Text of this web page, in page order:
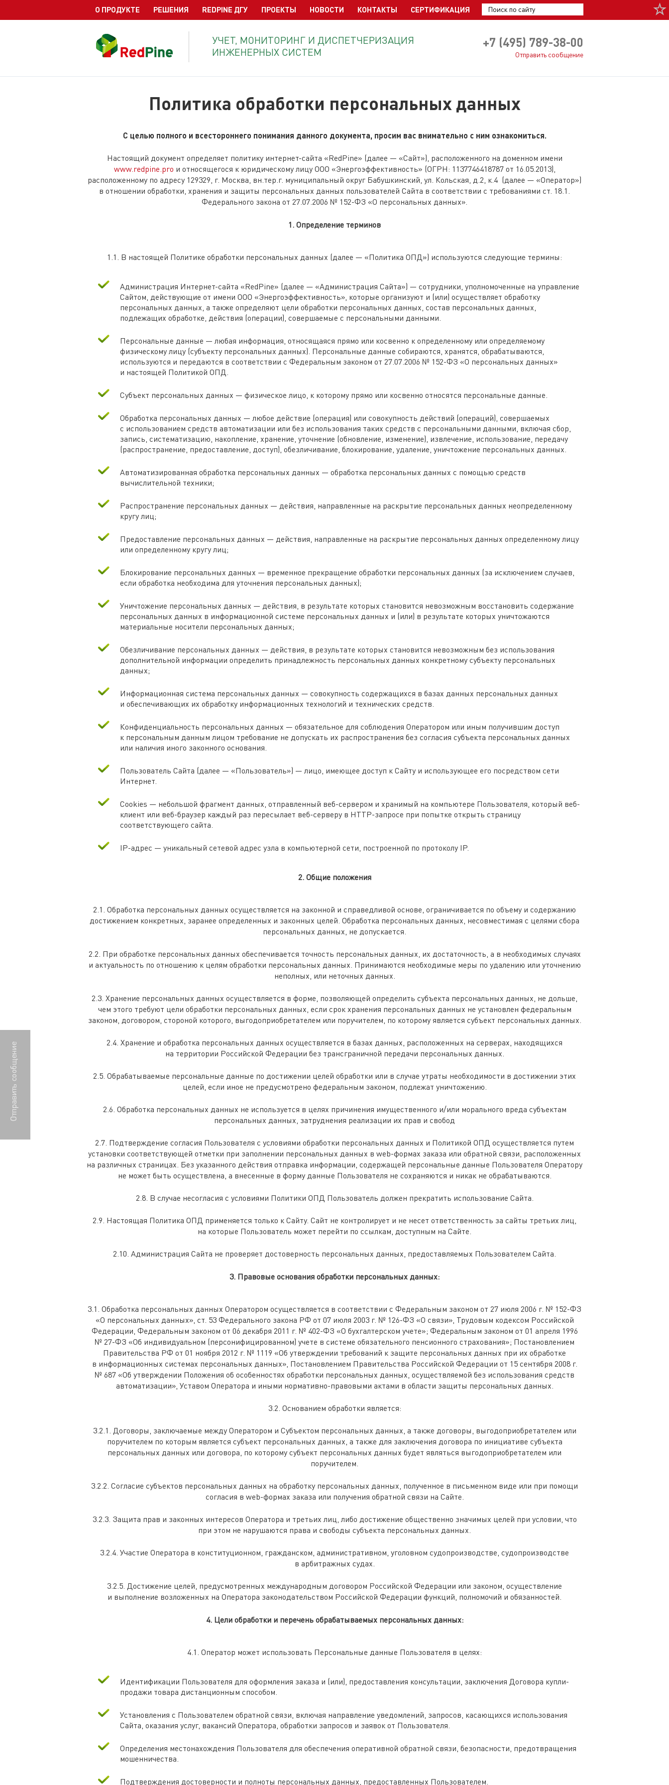
О ПРОДУКТЕ РЕШЕНИЯ REDPINE ДГУ ПРОЕКТЫ НОВОСТИ КОНТАКТЫ СЕРТИФИКАЦИЯ
УЧЕТ, МОНИТОРИНГ И ДИСПЕТЧЕРИЗАЦИЯ
ИНЖЕНЕРНЫХ СИСТЕМ
+7 (495) 789-38-00
Отправить сообщение
Политика обработки персональных данных
С целью полного и всестороннего понимания данного документа, просим вас внимательно с ним ознакомиться.
Настоящий документ определяет политику интернет-сайта «RedPine» (далее — «Сайт»), расположенного на доменном имени
www.redpine.pro и относящегося к юридическому лицу ООО «Энергоэффективность» (ОГРН: 1137746418787 от 16.05.2013),
расположенному по адресу 129329, г. Москва, вн.тер.г. муниципальный округ Бабушкинский, ул. Кольская, д.2, к.4 (далее — «Оператор»)
в отношении обработки, хранения и защиты персональных данных пользователей Сайта в соответствии с требованиями ст. 18.1.
Федерального закона от 27.07.2006 № 152-ФЗ «О персональных данных».
1. Определение терминов
1.1. В настоящей Политике обработки персональных данных (далее — «Политика ОПД») используются следующие термины:
Администрация Интернет-сайта «RedPine» (далее — «Администрация Сайта») — сотрудники, уполномоченные на управление
Сайтом, действующие от имени ООО «Энергоэффективность», которые организуют и (или) осуществляет обработку
персональных данных, а также определяют цели обработки персональных данных, состав персональных данных,
подлежащих обработке, действия (операции), совершаемые с персональными данными.
Персональные данные — любая информация, относящаяся прямо или косвенно к определенному или определяемому
физическому лицу (субъекту персональных данных). Персональные данные собираются, хранятся, обрабатываются,
используются и передаются в соответствии с Федеральным законом от 27.07.2006 № 152-ФЗ «О персональных данных»
и настоящей Политикой ОПД.
Субъект персональных данных — физическое лицо, к которому прямо или косвенно относятся персональные данные.
Обработка персональных данных — любое действие (операция) или совокупность действий (операций), совершаемых
с использованием средств автоматизации или без использования таких средств с персональными данными, включая сбор,
запись, систематизацию, накопление, хранение, уточнение (обновление, изменение), извлечение, использование, передачу
(распространение, предоставление, доступ), обезличивание, блокирование, удаление, уничтожение персональных данных.
Автоматизированная обработка персональных данных — обработка персональных данных с помощью средств
вычислительной техники;
Распространение персональных данных — действия, направленные на раскрытие персональных данных неопределенному
кругу лиц;
Предоставление персональных данных — действия, направленные на раскрытие персональных данных определенному лицу
или определенному кругу лиц;
Блокирование персональных данных — временное прекращение обработки персональных данных (за исключением случаев,
если обработка необходима для уточнения персональных данных);
Уничтожение персональных данных — действия, в результате которых становится невозможным восстановить содержание
персональных данных в информационной системе персональных данных и (или) в результате которых уничтожаются
материальные носители персональных данных;
Обезличивание персональных данных — действия, в результате которых становится невозможным без использования
дополнительной информации определить принадлежность персональных данных конкретному субъекту персональных
данных;
Информационная система персональных данных — совокупность содержащихся в базах данных персональных данных
и обеспечивающих их обработку информационных технологий и технических средств.
Конфиденциальность персональных данных — обязательное для соблюдения Оператором или иным получившим доступ
к персональным данным лицом требование не допускать их распространения без согласия субъекта персональных данных
или наличия иного законного основания.
Пользователь Сайта (далее — «Пользователь») — лицо, имеющее доступ к Сайту и использующее его посредством сети
Интернет.
Cookies — небольшой фрагмент данных, отправленный веб-сервером и хранимый на компьютере Пользователя, который веб-
клиент или веб-браузер каждый раз пересылает веб-серверу в HTTP-запросе при попытке открыть страницу
соответствующего сайта.
IP-адрес — уникальный сетевой адрес узла в компьютерной сети, построенной по протоколу IP.
2. Общие положения
2.1. Обработка персональных данных осуществляется на законной и справедливой основе, ограничивается по объему и содержанию
достижением конкретных, заранее определенных и законных целей. Обработка персональных данных, несовместимая с целями сбора
персональных данных, не допускается.
2.2. При обработке персональных данных обеспечивается точность персональных данных, их достаточность, а в необходимых случаях
и актуальность по отношению к целям обработки персональных данных. Принимаются необходимые меры по удалению или уточнению
неполных, или неточных данных.
2.3. Хранение персональных данных осуществляется в форме, позволяющей определить субъекта персональных данных, не дольше,
чем этого требуют цели обработки персональных данных, если срок хранения персональных данных не установлен федеральным
законом, договором, стороной которого, выгодоприобретателем или поручителем, по которому является субъект персональных данных.
2.4. Хранение и обработка персональных данных осуществляется в базах данных, расположенных на серверах, находящихся
на территории Российской Федерации без трансграничной передачи персональных данных.
2.5. Обрабатываемые персональные данные по достижении целей обработки или в случае утраты необходимости в достижении этих
целей, если иное не предусмотрено федеральным законом, подлежат уничтожению.
2.6. Обработка персональных данных не используется в целях причинения имущественного и/или морального вреда субъектам
персональных данных, затруднения реализации их прав и свобод
2.7. Подтверждение согласия Пользователя с условиями обработки персональных данных и Политикой ОПД осуществляется путем
установки соответствующей отметки при заполнении персональных данных в web-формах заказа или обратной связи, расположенных
на различных страницах. Без указанного действия отправка информации, содержащей персональные данные Пользователя Оператору
не может быть осуществлена, а внесенные в форму данные Пользователя не сохраняются и никак не обрабатываются.
2.8. В случае несогласия с условиями Политики ОПД Пользователь должен прекратить использование Сайта.
2.9. Настоящая Политика ОПД применяется только к Сайту. Сайт не контролирует и не несет ответственность за сайты третьих лиц,
на которые Пользователь может перейти по ссылкам, доступным на Сайте.
2.10. Администрация Сайта не проверяет достоверность персональных данных, предоставляемых Пользователем Сайта.
3. Правовые основания обработки персональных данных:
3.1. Обработка персональных данных Оператором осуществляется в соответствии с Федеральным законом от 27 июля 2006 г. № 152-ФЗ
«О персональных данных», ст. 53 Федерального закона РФ от 07 июля 2003 г. № 126-ФЗ «О связи», Трудовым кодексом Российской
Федерации, Федеральным законом от 06 декабря 2011 г. № 402-ФЗ «О бухгалтерском учете»; Федеральным законом от 01 апреля 1996
№ 27-ФЗ «Об индивидуальном (персонифицированном) учете в системе обязательного пенсионного страхования»; Постановлением
Правительства РФ от 01 ноября 2012 г. № 1119 «Об утверждении требований к защите персональных данных при их обработке
в информационных системах персональных данных», Постановлением Правительства Российской Федерации от 15 сентября 2008 г.
№ 687 «Об утверждении Положения об особенностях обработки персональных данных, осуществляемой без использования средств
автоматизации», Уставом Оператора и иными нормативно-правовыми актами в области защиты персональных данных.
3.2. Основанием обработки является:
3.2.1. Договоры, заключаемые между Оператором и Субъектом персональных данных, а также договоры, выгодоприобретателем или
поручителем по которым является субъект персональных данных, а также для заключения договора по инициативе субъекта
персональных данных или договора, по которому субъект персональных данных будет являться выгодоприобретателем или
поручителем.
3.2.2. Согласие субъектов персональных данных на обработку персональных данных, полученное в письменном виде или при помощи
согласия в web-формах заказа или получения обратной связи на Сайте.
3.2.3. Защита прав и законных интересов Оператора и третьих лиц, либо достижение общественно значимых целей при условии, что
при этом не нарушаются права и свободы субъекта персональных данных.
3.2.4. Участие Оператора в конституционном, гражданском, административном, уголовном судопроизводстве, судопроизводстве
в арбитражных судах.
3.2.5. Достижение целей, предусмотренных международным договором Российской Федерации или законом, осуществление
и выполнение возложенных на Оператора законодательством Российской Федерации функций, полномочий и обязанностей.
4. Цели обработки и перечень обрабатываемых персональных данных:
4.1. Оператор может использовать Персональные данные Пользователя в целях:
Идентификации Пользователя для оформления заказа и (или), предоставления консультации, заключения Договора купли-
продажи товара дистанционным способом.
Установления с Пользователем обратной связи, включая направление уведомлений, запросов, касающихся использования
Сайта, оказания услуг, вакансий Оператора, обработки запросов и заявок от Пользователя.
Определения местонахождения Пользователя для обеспечения оперативной обратной связи, безопасности, предотвращения
мошенничества.
Подтверждения достоверности и полноты персональных данных, предоставленных Пользователем.